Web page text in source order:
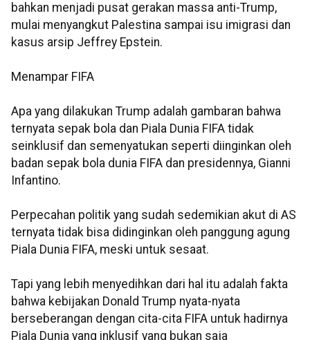
bahkan menjadi pusat gerakan massa anti-Trump,
mulai menyangkut Palestina sampai isu imigrasi dan
kasus arsip Jeffrey Epstein.
Menampar FIFA
Apa yang dilakukan Trump adalah gambaran bahwa
ternyata sepak bola dan Piala Dunia FIFA tidak
seinklusif dan semenyatukan seperti diinginkan oleh
badan sepak bola dunia FIFA dan presidennya, Gianni
Infantino.
Perpecahan politik yang sudah sedemikian akut di AS
ternyata tidak bisa didinginkan oleh panggung agung
Piala Dunia FIFA, meski untuk sesaat.
Tapi yang lebih menyedihkan dari hal itu adalah fakta
bahwa kebijakan Donald Trump nyata-nyata
berseberangan dengan cita-cita FIFA untuk hadirnya
Piala Dunia yang inklusif yang bukan saja